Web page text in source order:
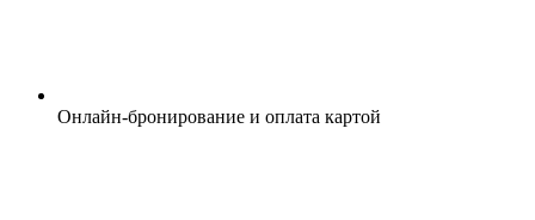
Онлайн-бронирование и оплата картой